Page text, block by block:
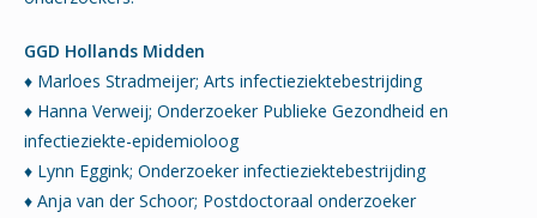
GGD Hollands Midden
♦ Marloes Stradmeijer; Arts infectieziektebestrijding
♦ Hanna Verweij; Onderzoeker Publieke Gezondheid en
infectieziekte-epidemioloog
♦ Lynn Eggink; Onderzoeker infectieziektebestrijding
♦ Anja van der Schoor; Postdoctoraal onderzoeker